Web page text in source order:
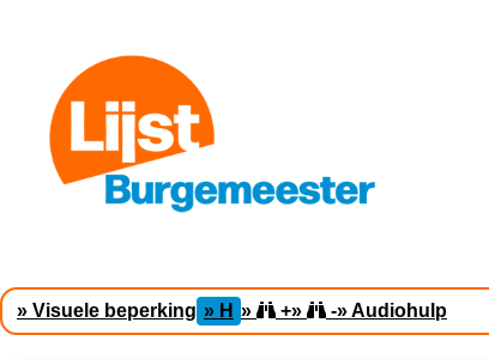
» Visuele beperking » H » +» -» Audiohulp